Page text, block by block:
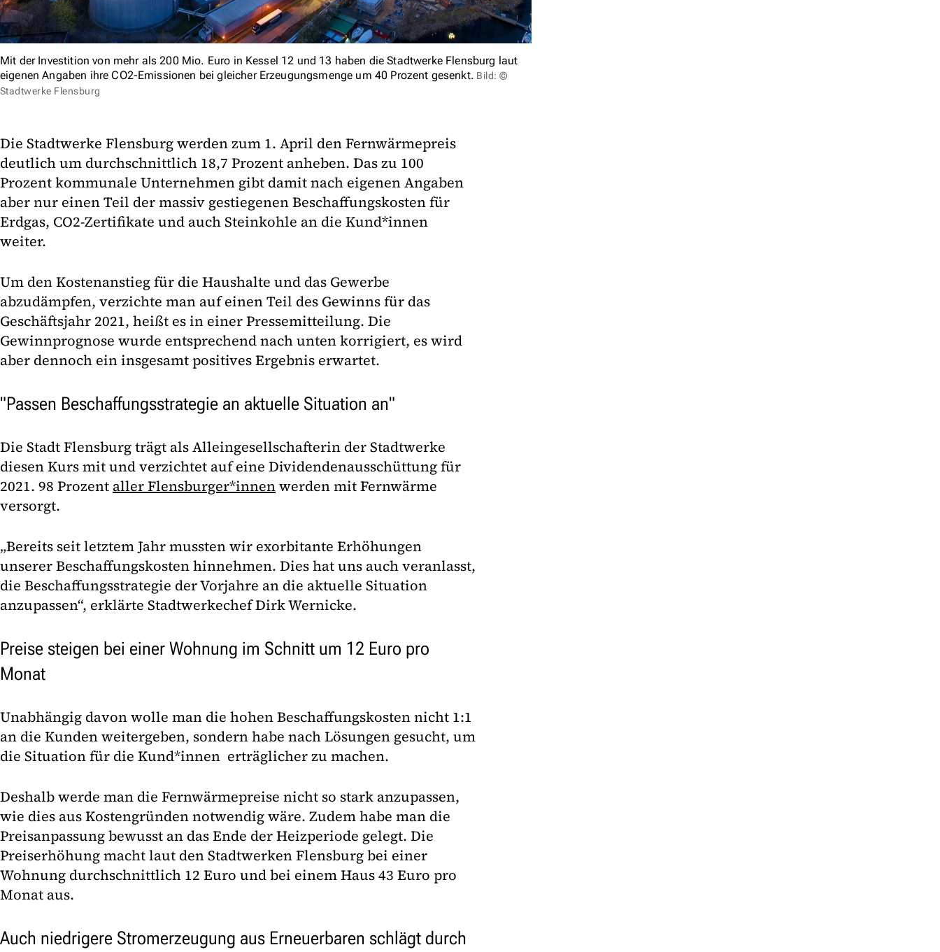
Mit der Investition von mehr als 200 Mio. Euro in Kessel 12 und 13 haben die Stadtwerke Flensburg laut
eigenen Angaben ihre CO2-Emissionen bei gleicher Erzeugungsmenge um 40 Prozent gesenkt. Bild: ©
Stadtwerke Flensburg
Die Stadtwerke Flensburg werden zum 1. April den Fernwärmepreis
deutlich um durchschnittlich 18,7 Prozent anheben. Das zu 100
Prozent kommunale Unternehmen gibt damit nach eigenen Angaben
aber nur einen Teil der massiv gestiegenen Beschaffungskosten für
Erdgas, CO2-Zertifikate und auch Steinkohle an die Kund*innen
weiter.
Um den Kostenanstieg für die Haushalte und das Gewerbe
abzudämpfen, verzichte man auf einen Teil des Gewinns für das
Geschäftsjahr 2021, heißt es in einer Pressemitteilung. Die
Gewinnprognose wurde entsprechend nach unten korrigiert, es wird
aber dennoch ein insgesamt positives Ergebnis erwartet.
"Passen Beschaffungsstrategie an aktuelle Situation an"
Die Stadt Flensburg trägt als Alleingesellschafterin der Stadtwerke
diesen Kurs mit und verzichtet auf eine Dividendenausschüttung für
2021. 98 Prozent aller Flensburger*innenwerden mit Fernwärme
versorgt.
„Bereits seit letztem Jahr mussten wir exorbitante Erhöhungen
unserer Beschaffungskosten hinnehmen. Dies hat uns auch veranlasst,
die Beschaffungsstrategie der Vorjahre an die aktuelle Situation
anzupassen“, erklärte Stadtwerkechef Dirk Wernicke.
Preise steigen bei einer Wohnung im Schnitt um 12 Euro pro
Monat
Unabhängig davon wolle man die hohen Beschaffungskosten nicht 1:1
an die Kunden weitergeben, sondern habe nach Lösungen gesucht, um
die Situation für die Kund*innen erträglicher zu machen.
Deshalb werde man die Fernwärmepreise nicht so stark anzupassen,
wie dies aus Kostengründen notwendig wäre. Zudem habe man die
Preisanpassung bewusst an das Ende der Heizperiode gelegt. Die
Preiserhöhung macht laut den Stadtwerken Flensburg bei einer
Wohnung durchschnittlich 12 Euro und bei einem Haus 43 Euro pro
Monat aus.
Auch niedrigere Stromerzeugung aus Erneuerbaren schlägt durch